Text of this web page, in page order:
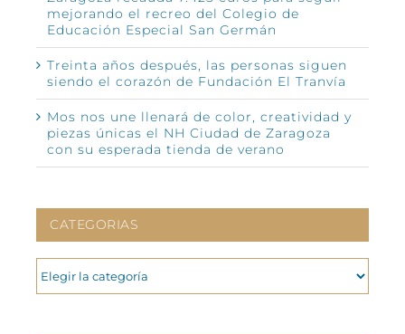
mejorando el recreo del Colegio de
Educación Especial San Germán
Treinta años después, las personas siguen
siendo el corazón de Fundación El Tranvía
Mos nos une llenará de color, creatividad y
piezas únicas el NH Ciudad de Zaragoza
con su esperada tienda de verano
CATEGORIAS
CATEGORIAS